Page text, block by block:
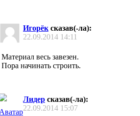
Игорёк сказав(-ла):
22.09.2014 14:11
Материал весь завезен.
Пора начинать строить.
Лидер сказав(-ла):
22.09.2014 15:07